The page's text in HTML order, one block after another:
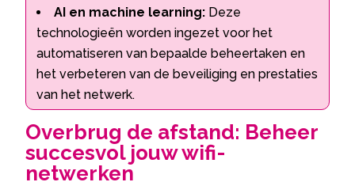
AI en machine learning: Deze
technologieën worden ingezet voor het
automatiseren van bepaalde beheertaken en
het verbeteren van de beveiliging en prestaties
van het netwerk.
Overbrug de afstand: Beheer
succesvol jouw wifi-
netwerken